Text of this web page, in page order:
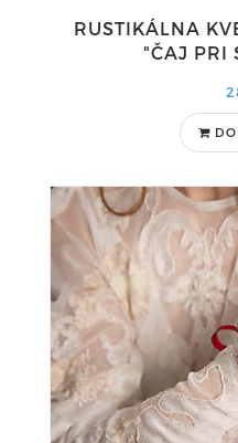
RUSTIKÁLNA
"ČAJ PRI